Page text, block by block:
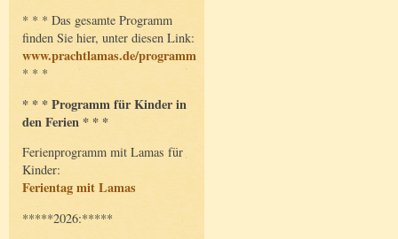
* * * Das gesamte Programm
finden Sie hier, unter diesen Link:
www.prachtlamas.de/programm
* * *
* * * Programm für Kinder in
den Ferien * * *
Ferienprogramm mit Lamas für
Kinder:
Ferientag mit Lamas
*****2026:*****